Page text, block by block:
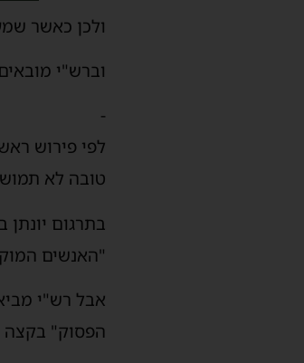
ולכן כאשר
וברש"י
-
לפי פירוש
טובה לא
בתרגום
"האנשים
אבל רש"י
הפסוק" בקצה